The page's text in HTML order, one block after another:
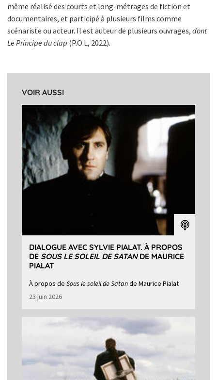
même réalisé des courts et long-métrages de fiction et
documentaires, et participé à plusieurs films comme
scénariste ou acteur. Il est auteur de plusieurs ouvrages, dont
Le Principe du clap (P.O.L, 2022).
VOIR AUSSI
DIALOGUE AVEC SYLVIE PIALAT. À PROPOS
DE SOUS LE SOLEIL DE SATANDE MAURICE
PIALAT
À propos de Sous le soleil de Satande Maurice Pialat
23 juin 2026